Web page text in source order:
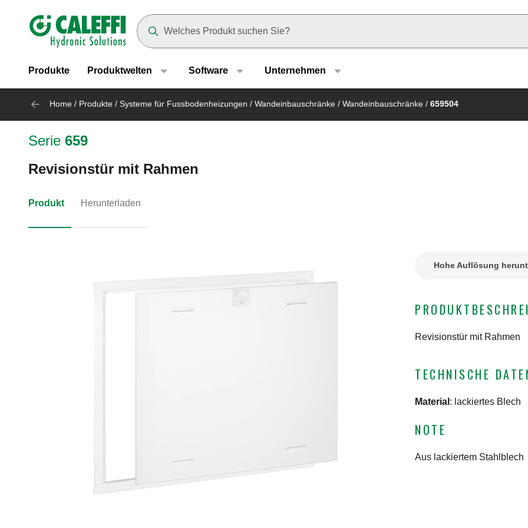
Header main navigation
Produkte Produktwelten Software Unternehmen
Home / Produkte / Systeme für Fussbodenheizungen / Wandeinbauschränke / Wandeinbauschränke / 659504
Serie 659
Revisionstür mit Rahmen
Produkt Herunterladen
Hohe Auflösung
Revisionstür mit Rahmen
TECHNISCHE
Material : lackiertes Blech
NOTE
Aus lackiertem Stahlblech